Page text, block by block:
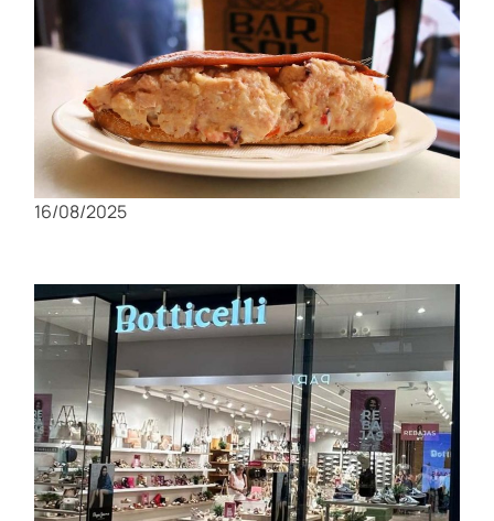
Sabores de Murcia: Los platos tradicionales
que tienes que probar
16/08/2025
Compras en Murcia: Los mejores mercados y
tiendas locales